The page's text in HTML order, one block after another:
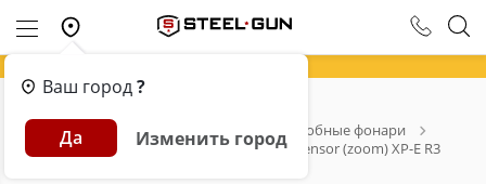
Ваш город?
Да Изменить город
Главная Каталог
Налобные фонари
Фонарь налобный Swat (SibRay) NK-G604 Sensor (zoom) XP-E R3